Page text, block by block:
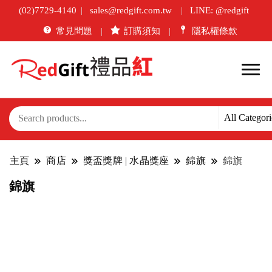
(02)7729-4140 sales@redgift.com.tw LINE: @redgift
常見問題 訂購須知 隱私權條款
主頁 商店 獎盃獎牌 | 水晶獎座 錦旗 錦旗
錦旗